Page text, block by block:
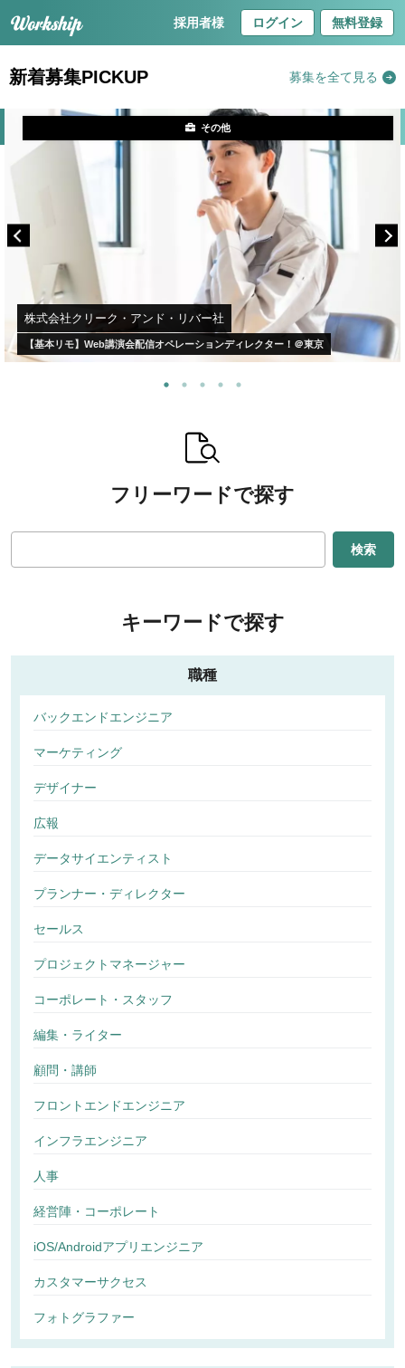
採用者様 ログイン 無料登録
新着募集PICKUP 募集を全て見る
株式会社クリーク・アンド・リバー社
【基本リモ】Web講演会配信オペレーションディレクター！＠東京
その他
フリーワードで探す
検索
キーワードで探す
職種
バックエンドエンジニア
マーケティング
デザイナー
広報
データサイエンティスト
プランナー・ディレクター
セールス
プロジェクトマネージャー
コーポレート・スタッフ
編集・ライター
顧問・講師
フロントエンドエンジニア
インフラエンジニア
人事
経営陣・コーポレート
iOS/Androidアプリエンジニア
カスタマーサクセス
フォトグラファー